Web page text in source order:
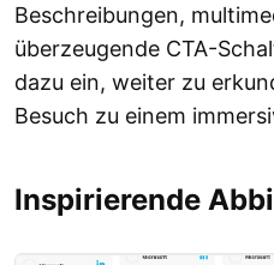
Beschreibungen,
überzeugende CTA-
dazu ein, weiter zu
Besuch zu einem
Inspirierende